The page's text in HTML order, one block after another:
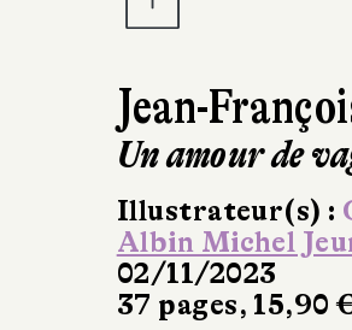
Jean-
Un amour de
Illustrateur(s) :
Albin Michel
02/11/2023
37 pages, 15,90